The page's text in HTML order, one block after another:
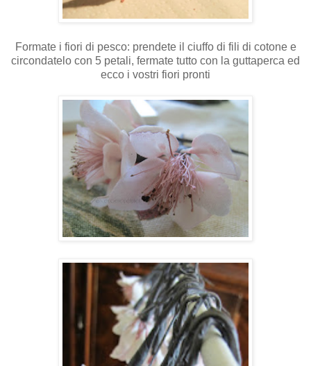
Formate i fiori di pesco: prendete il ciuffo di fili di cotone e
circondatelo con 5 petali, fermate tutto con la guttaperca ed
ecco i vostri fiori pronti